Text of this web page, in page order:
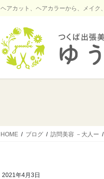
ヘアカット、ヘアカラーから、メイク
HOME ブログ 訪問美容 －大人ー
2021年4月3日